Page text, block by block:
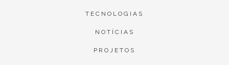
TECNOLOGIAS
NOTÍCIAS
PROJETOS